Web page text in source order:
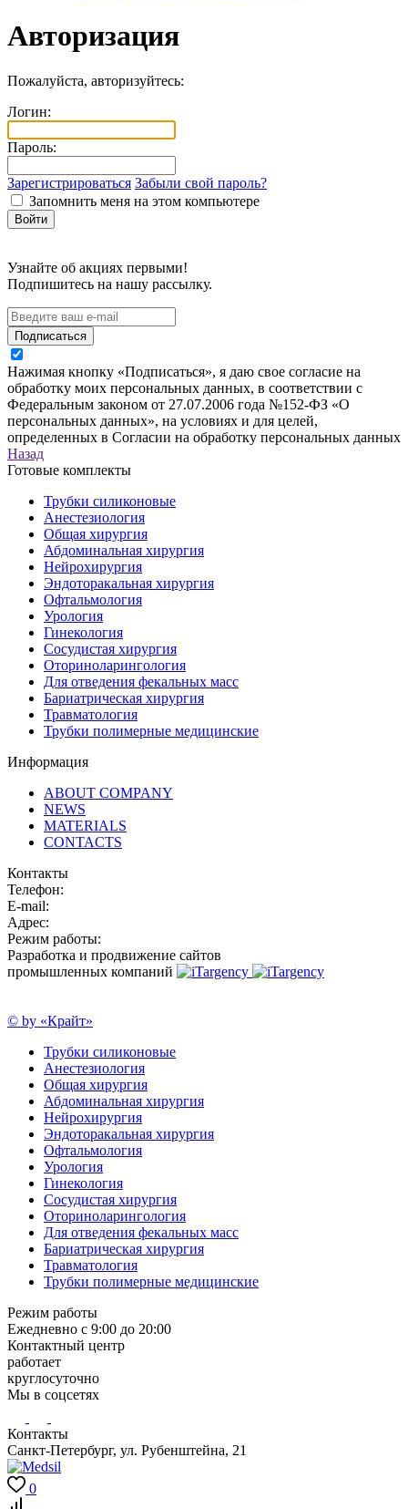
Авторизация
Пожалуйста, авторизуйтесь:
Логин:
Пароль:
Зарегистрироваться Забыли свой пароль?
Запомнить меня на этом компьютере
Узнайте об акциях первыми!
Подпишитесь на нашу рассылку.
Подписаться
Нажимая кнопку «Подписаться», я даю свое согласие на
обработку моих персональных данных, в соответствии с
Федеральным законом от 27.07.2006 года №152-ФЗ «О
персональных данных», на условиях и для целей,
определенных в Согласии на обработку персональных данных
Назад
Готовые комплекты
Трубки силиконовые
Анестезиология
Общая хирургия
Абдоминальная хирургия
Нейрохирургия
Эндоторакальная хирургия
Офтальмология
Урология
Гинекология
Сосудистая хирургия
Оториноларингология
Для отведения фекальных масс
Бариатрическая хирургия
Травматология
Трубки полимерные медицинские
Информация
ABOUT COMPANY
NEWS
MATERIALS
CONTACTS
Контакты
Телефон:
E-mail:
Адрес:
Режим работы:
Разработка и продвижение сайтов
промышленных компаний
© by «Крайт»
Трубки силиконовые
Анестезиология
Общая хирургия
Абдоминальная хирургия
Нейрохирургия
Эндоторакальная хирургия
Офтальмология
Урология
Гинекология
Сосудистая хирургия
Оториноларингология
Для отведения фекальных масс
Бариатрическая хирургия
Травматология
Трубки полимерные медицинские
Режим работы
Ежедневно с 9:00 до 20:00
Контактный центр
работает
круглосуточно
Мы в соцсетях
Контакты
Санкт-Петербург, ул. Рубенштейна, 21
0